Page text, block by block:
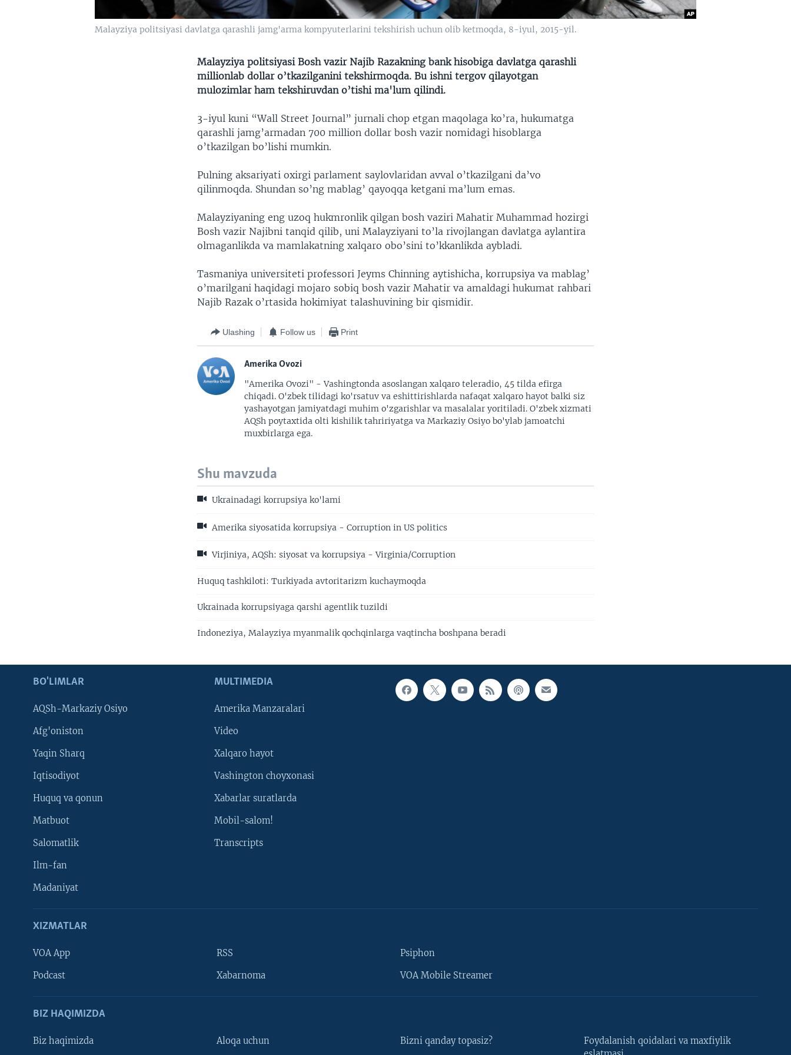
Malayziya politsiyasi davlatga qarashli jamg'arma kompyuterlarini tekshirish uchun olib ketmoqda, 8-iyul, 2015-yil.
Malayziya politsiyasi Bosh vazir Najib Razakning bank hisobiga davlatga qarashli
millionlab dollar o’tkazilganini tekshirmoqda. Bu ishni tergov qilayotgan
mulozimlar ham tekshiruvdan o’tishi ma'lum qilindi.
3-iyul kuni “Wall Street Journal” jurnali chop etgan maqolaga ko’ra, hukumatga
qarashli jamg’armadan 700 million dollar bosh vazir nomidagi hisoblarga
o’tkazilgan bo’lishi mumkin.
Pulning aksariyati oxirgi parlament saylovlaridan avval o’tkazilgani da’vo
qilinmoqda. Shundan so’ng mablag’ qayoqqa ketgani ma’lum emas.
Malayziyaning eng uzoq hukmronlik qilgan bosh vaziri Mahatir Muhammad hozirgi
Bosh vazir Najibni tanqid qilib, uni Malayziyani to’la rivojlangan davlatga aylantira
olmaganlikda va mamlakatning xalqaro obo’sini to’kkanlikda aybladi.
Tasmaniya universiteti professori Jeyms Chinning aytishicha, korrupsiya va mablag’
o’marilgani haqidagi mojaro sobiq bosh vazir Mahatir va amaldagi hukumat rahbari
Najib Razak o’rtasida hokimiyat talashuvining bir qismidir.
Ulashing Follow us Print
Amerika Ovozi
"Amerika Ovozi" - Vashingtonda asoslangan xalqaro teleradio, 45 tilda efirga
chiqadi. O'zbek tilidagi ko'rsatuv va eshittirishlarda nafaqat xalqaro hayot balki siz
yashayotgan jamiyatdagi muhim o'zgarishlar va masalalar yoritiladi. O'zbek xizmati
AQSh poytaxtida olti kishilik tahririyatga va Markaziy Osiyo bo'ylab jamoatchi
muxbirlarga ega.
Shu mavzuda
Ukrainadagi korrupsiya ko'lami
Amerika siyosatida korrupsiya - Corruption in US politics
Virjiniya, AQSh: siyosat va korrupsiya - Virginia/Corruption
Huquq tashkiloti: Turkiyada avtoritarizm kuchaymoqda
Ukrainada korrupsiyaga qarshi agentlik tuzildi
Indoneziya, Malayziya myanmalik qochqinlarga vaqtincha boshpana beradi
BO'LIMLAR
AQSh-Markaziy Osiyo
Afg'oniston
Yaqin Sharq
Iqtisodiyot
Huquq va qonun
Matbuot
Salomatlik
Ilm-fan
Madaniyat
MULTIMEDIA
Amerika Manzaralari
Video
Xalqaro hayot
Vashington choyxonasi
Xabarlar suratlarda
Mobil-salom!
Transcripts
XIZMATLAR
VOA App
Podcast
RSS
Xabarnoma
Psiphon
VOA Mobile Streamer
BIZ HAQIMIZDA
Biz haqimizda Aloqa uchun Bizni qanday topasiz?
Foydalanish qoidalari va maxfiylik